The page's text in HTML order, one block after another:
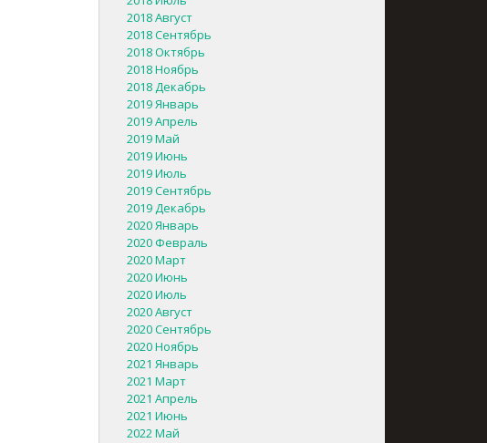
2018 Август
2018 Сентябрь
2018 Октябрь
2018 Ноябрь
2018 Декабрь
2019 Январь
2019 Апрель
2019 Май
2019 Июнь
2019 Июль
2019 Сентябрь
2019 Декабрь
2020 Январь
2020 Февраль
2020 Март
2020 Июнь
2020 Июль
2020 Август
2020 Сентябрь
2020 Ноябрь
2021 Январь
2021 Март
2021 Апрель
2021 Июнь
2022 Май